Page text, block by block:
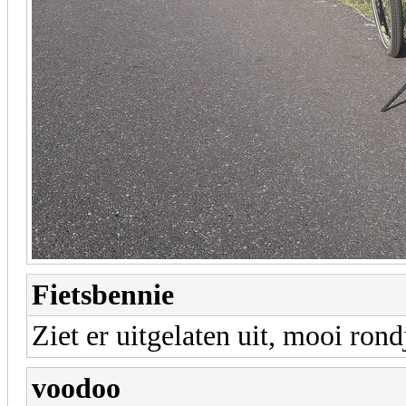
Fietsbennie
Ziet er uitgelaten uit, mooi
voodoo